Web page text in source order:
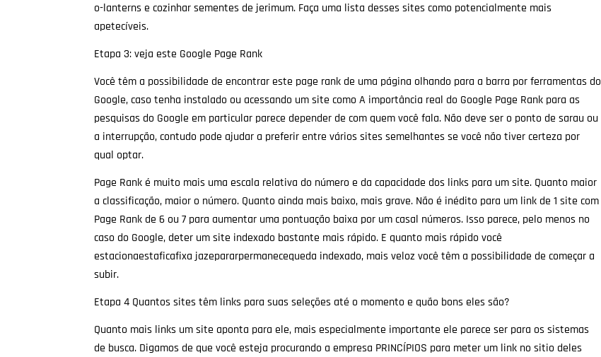
o-lanterns e cozinhar sementes de jerimum. Faça uma lista desses sites como potencialmente mais
apetecíveis.
Etapa 3: veja este Google Page Rank
Você têm a possibilidade de encontrar este page rank de uma página olhando para a barra por ferramentas do
Google, caso tenha instalado ou acessando um site como A importância real do Google Page Rank para as
pesquisas do Google em particular parece depender de com quem você fala. Não deve ser o ponto de sarau ou
a interrupção, contudo pode ajudar a preferir entre vários sites semelhantes se você não tiver certeza por
qual optar.
Page Rank é muito mais uma escala relativa do número e da capacidade dos links para um site. Quanto maior
a classificação, maior o número. Quanto ainda mais baixo, mais grave. Não é inédito para um link de 1 site com
Page Rank de 6 ou 7 para aumentar uma pontuação baixa por um casal números. Isso parece, pelo menos no
caso do Google, deter um site indexado bastante mais rápido. E quanto mais rápido você
estacionaestaficafixa jazepararpermanecequeda indexado, mais veloz você têm a possibilidade de começar a
subir.
Etapa 4 Quantos sites têm links para suas seleções até o momento e quão bons eles são?
Quanto mais links um site aponta para ele, mais especialmente importante ele parece ser para os sistemas
de busca. Digamos de que você esteja procurando a empresa PRINCÍPIOS para meter um link no sitio deles